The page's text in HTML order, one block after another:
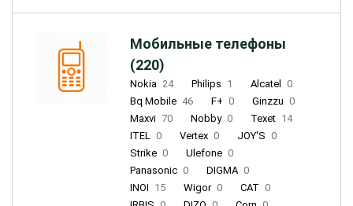
Мобильные телефоны
(220)
Nokia 24 Philips 1 Alcatel
0
Bq Mobile 46 F+ 0 Ginzzu 0
Maxvi 70 Nobby 0 Texet 14
ITEL 0 Vertex 0 JOY'S 0
Strike 0 Ulefone 0
Panasonic 0 DIGMA 0
INOI 15 Wigor 0 CAT 0